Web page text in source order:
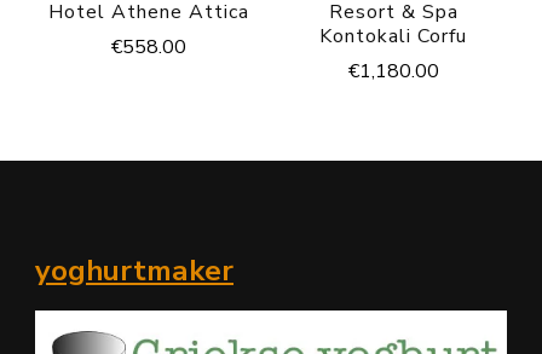
Hotel Athene Attica
€558.00
Resort & Spa
Kontokali Corfu
€1,180.00
yoghurtmaker